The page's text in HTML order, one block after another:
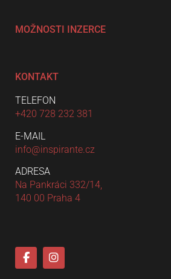
MOŽNOSTI INZERCE
KONTAKT
TELEFON
+420 728 232 381
E-MAIL
info@inspirante.cz
ADRESA
Na Pankráci 332/14,
140 00 Praha 4